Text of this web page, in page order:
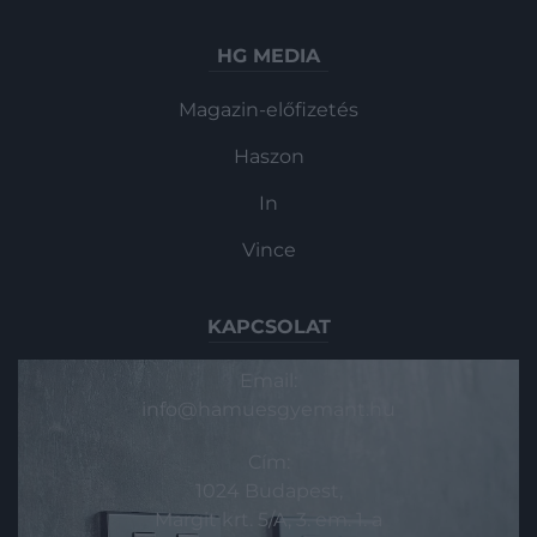
HG MEDIA
Magazin-előfizetés
Haszon
In
Vince
KAPCSOLAT
info@hamuesgyemant.hu
Margit krt. 5/A, 3. em. 1. a